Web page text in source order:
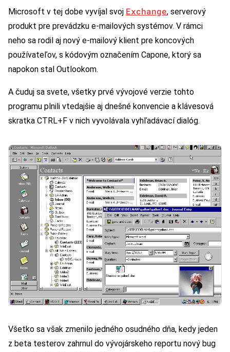
Microsoft v tej dobe vyvíjal svoj Exchange, serverový
produkt pre prevádzku e-mailových systémov. V rámci
neho sa rodil aj nový e-mailový klient pre koncových
používateľov, s kódovým označením Capone, ktorý sa
napokon stal Outlookom.
A čuduj sa svete, všetky prvé vývojové verzie tohto
programu plnili vtedajšie aj dnešné konvencie a klávesová
skratka CTRL+F v nich vyvolávala vyhľadávací dialóg.
Všetko sa však zmenilo jedného osudného dňa, kedy jeden
z beta testerov zahrnul do vývojárskeho reportu nový bug